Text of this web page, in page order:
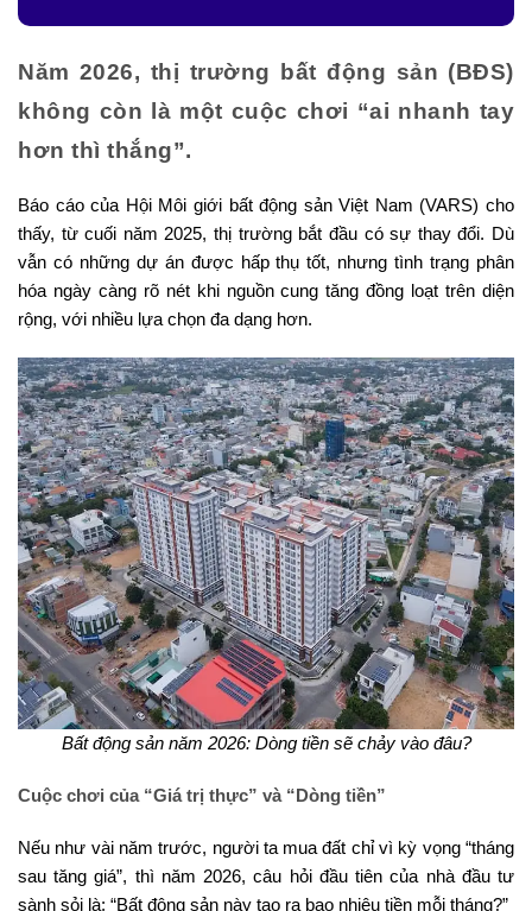
Năm 2026, thị trường bất động sản (BĐS)
không còn là một cuộc chơi “ai nhanh tay
hơn thì thắng”.
Báo cáo của Hội Môi giới bất động sản Việt Nam (VARS) cho
thấy, từ cuối năm 2025, thị trường bắt đầu có sự thay đổi. Dù
vẫn có những dự án được hấp thụ tốt, nhưng tình trạng phân
hóa ngày càng rõ nét khi nguồn cung tăng đồng loạt trên diện
rộng, với nhiều lựa chọn đa dạng hơn.
Bất động sản năm 2026: Dòng tiền sẽ chảy vào đâu?
Cuộc chơi của “Giá trị thực” và “Dòng tiền”
Nếu như vài năm trước, người ta mua đất chỉ vì kỳ vọng “tháng
sau tăng giá”, thì năm 2026, câu hỏi đầu tiên của nhà đầu tư
sành sỏi là: “Bất động sản này tạo ra bao nhiêu tiền mỗi tháng?”